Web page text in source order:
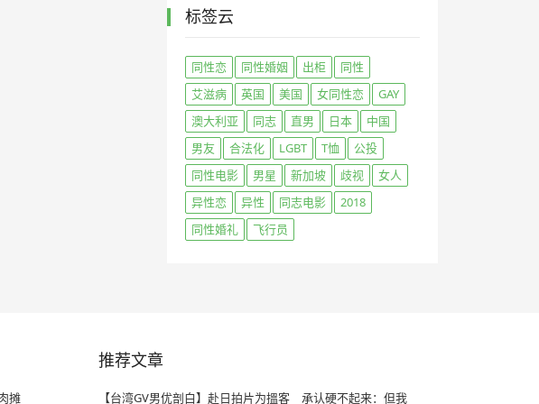
标签云
同性恋 同性婚姻 出柜
同性
艾滋病
英国 美国 女同性恋
GAY
澳大利亚
同志 直男 日本
中国
男友
合法化 LGBT T恤
公投
同性电影
男星 新加坡 歧视
女人
异性恋
异性 同志电影
2018
同性婚礼
飞行员
摊
推荐文章
【台湾GV男优剖白】赴日拍片为搵客 承认硬不起来：但我